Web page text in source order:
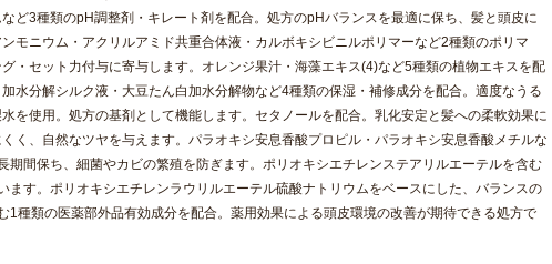
ど3種類のpH調整剤・キレート剤を配合。処方のpHバランスを最適に保ち、髪と頭皮に
モニウム・アクリルアミド共重合体液・カルボキシビニルポリマーなど2種類のポリマ
・セット力付与に寄与します。オレンジ果汁・海藻エキス(4)など5種類の植物エキスを配
水分解シルク液・大豆たん白加水分解物など4種類の保湿・補修成分を配合。適度なうる
を使用。処方の基剤として機能します。セタノールを配合。乳化安定と髪への柔軟効果に
く、自然なツヤを与えます。パラオキシ安息香酸プロピル・パラオキシ安息香酸メチルな
期間保ち、細菌やカビの繁殖を防ぎます。ポリオキシエチレンステアリルエーテルを含む
ます。ポリオキシエチレンラウリルエーテル硫酸ナトリウムをベースにした、バランスの
種類の医薬部外品有効成分を配合。薬用効果による頭皮環境の改善が期待できる処方で